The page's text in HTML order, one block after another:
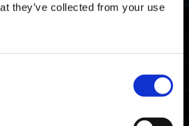
they’ve collected from your use
conejo
predeterminadas.